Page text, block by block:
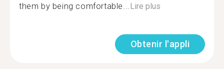
them by being comfortable... Lire plus
Obtenir l'appli